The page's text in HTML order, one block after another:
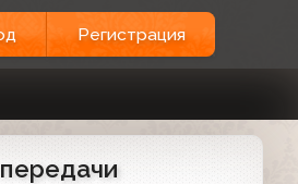
Регистрация